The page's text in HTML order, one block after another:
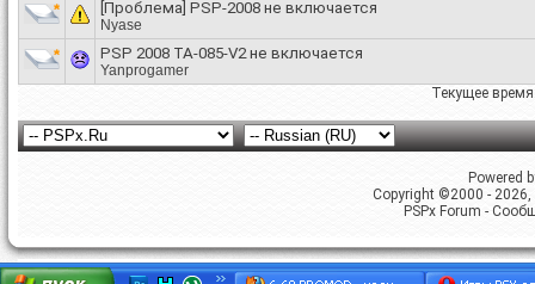
[Проблема] PSP-2008 не включается
Nyase
PSP 2008 TA-085-V2 не включается
Yanprogamer
Текущее
Powered
Copyright ©2000 -
PSPx Forum -